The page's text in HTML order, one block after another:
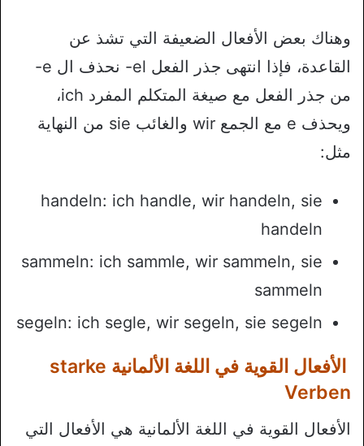
وهناك بعض الأفعال الضعيفة التي تشذ عن
القاعدة، فإذا انتهى جذر الفعل el- نحذف ال e-
من جذر الفعل مع صيغة المتكلم المفرد ich،
ويحذف e مع الجمع wir والغائب sie من النهاية
مثل:
handeln: ich handle, wir handeln, sie
handeln
sammeln: ich sammle, wir sammeln, sie
sammeln
segeln: ich segle, wir segeln, sie segeln
الأفعال القوية في اللغة الألمانية starke
Verben
الأفعال القوية في اللغة الألمانية هي الأفعال التي